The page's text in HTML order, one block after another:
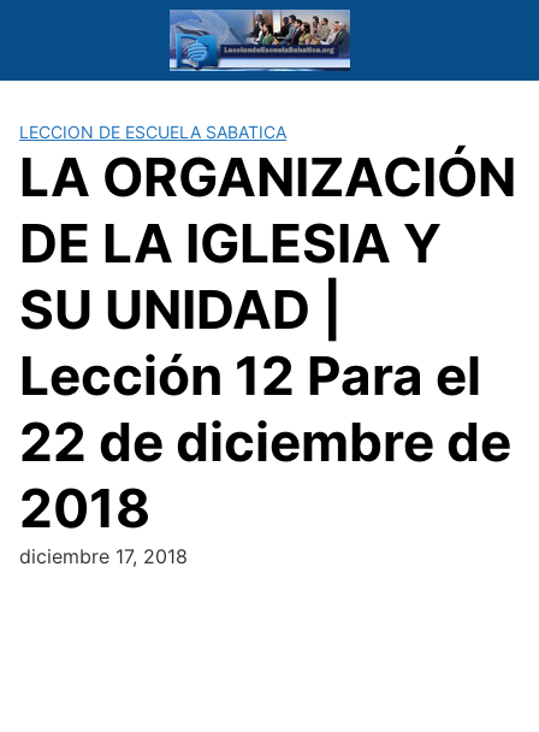
LECCION DE ESCUELA SABATICA
LA ORGANIZACIÓN
DE LA IGLESIA Y
SU UNIDAD |
Lección 12 Para el
22 de diciembre de
2018
diciembre 17, 2018